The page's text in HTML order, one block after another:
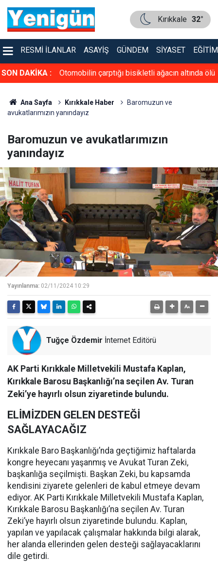
Kırıkkale 32°
RESMI İLANLAR ASAYIŞ GÜNDEM SIYASET EĞITIM
SON DAKİKA :
yitirdi Otomobilin çarptığı bisikletli ağacın altında ölü
Ana Sayfa Kırıkkale Haber
Baromuzun ve
avukatlarımızın yanındayız
Baromuzun ve avukatlarımızın
yanındayız
Yayınlanma: 02/11/2024 10:29
Tuğçe Özdemir İnternet Editörü
AK Parti Kırıkkale Milletvekili Mustafa Kaplan,
Kırıkkale Barosu Başkanlığı’na seçilen Av. Turan
Zeki’ye hayırlı olsun ziyaretinde bulundu.
ELİMİZDEN GELEN DESTEĞİ
SAĞLAYACAĞIZ
Kırıkkale Baro Başkanlığı’nda geçtiğimiz haftalarda
kongre heyecanı yaşanmış ve Avukat Turan Zeki,
başkanlığa seçilmişti. Başkan Zeki, bu kapsamda
kendisini ziyarete gelenleri de kabul etmeye devam
ediyor. AK Parti Kırıkkale Milletvekili Mustafa Kaplan,
Kırıkkale Barosu Başkanlığı’na seçilen Av. Turan
Zeki’ye hayırlı olsun ziyaretinde bulundu. Kaplan,
yapılan ve yapılacak çalışmalar hakkında bilgi alarak,
her alanda ellerinden gelen desteği sağlayacaklarını
dile getirdi.